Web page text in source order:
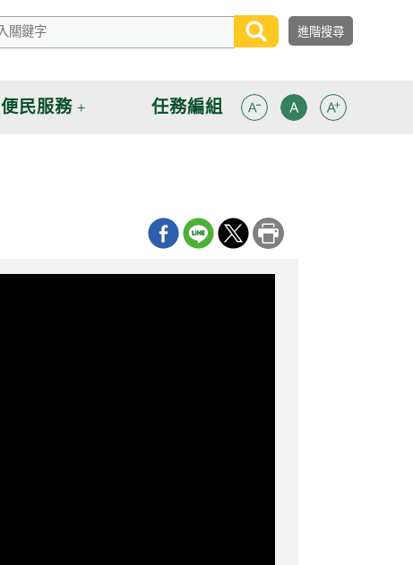
便民服務 任務編組